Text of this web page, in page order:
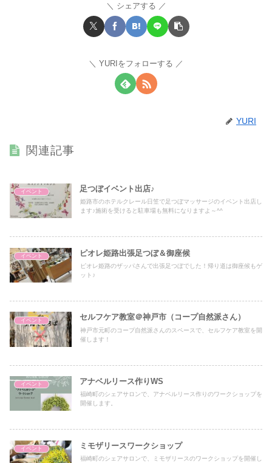
シェアする
YURIをフォローする
YURI
関連記事
イベント 足つぼイベント出店♪
姫路市のホテルクレール日笠で足つぼマッサージのイベント出店し
ます♪施術を受けると駐車場も無料になりますよ～^^
イベント ピオレ姫路出張足つぼ＆御座候
ピオレ姫路のザッパさんで出張足つぼでした！帰り道は御座候もゲ
ット♪
イベント セルフケア教室＠神戸市（コープ自然派さん）
神戸市元町のコープ自然派さんのスペースで、セルフケア教室を開
催します！
イベント アナベルリース作りWS
福崎町のシェアサロンで、アナベルリース作りのワークショップを
開催します。
イベント ミモザリースワークショップ
福崎町のシェアサロンで、ミモザリースのワークショップを開催し